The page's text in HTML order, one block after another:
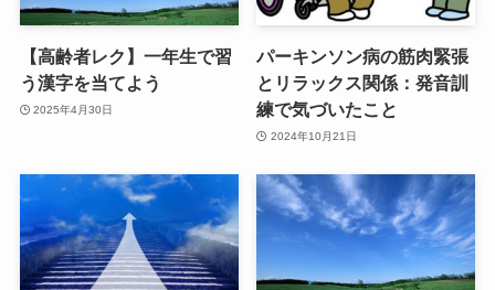
【高齢者レク】一年生で習
う漢字を当てよう
2025年4月30日
パーキンソン病の筋肉緊張
とリラックス関係：発音訓
練で気づいたこと
2024年10月21日